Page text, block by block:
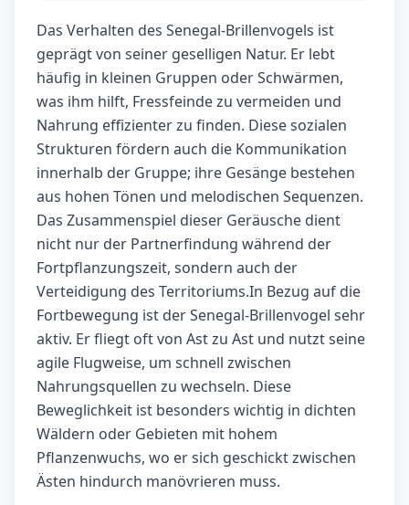
Das Verhalten des Senegal-Brillenvogels ist
geprägt von seiner geselligen Natur. Er lebt
häufig in kleinen Gruppen oder Schwärmen,
was ihm hilft, Fressfeinde zu vermeiden und
Nahrung effizienter zu finden. Diese sozialen
Strukturen fördern auch die Kommunikation
innerhalb der Gruppe; ihre Gesänge bestehen
aus hohen Tönen und melodischen Sequenzen.
Das Zusammenspiel dieser Geräusche dient
nicht nur der Partnerfindung während der
Fortpflanzungszeit, sondern auch der
Verteidigung des Territoriums.In Bezug auf die
Fortbewegung ist der Senegal-Brillenvogel sehr
aktiv. Er fliegt oft von Ast zu Ast und nutzt seine
agile Flugweise, um schnell zwischen
Nahrungsquellen zu wechseln. Diese
Beweglichkeit ist besonders wichtig in dichten
Wäldern oder Gebieten mit hohem
Pflanzenwuchs, wo er sich geschickt zwischen
Ästen hindurch manövrieren muss.